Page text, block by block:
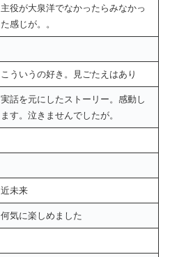
主役が大泉洋でなかったらみなかっ
た感じが。。
こういうの好き。見ごたえはあり
実話を元にしたストーリー。感動し
ます。泣きませんでしたが。
近未来
何気に楽しめました